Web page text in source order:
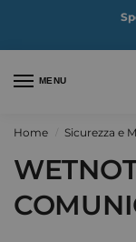
MENU
Home Sicurezza e